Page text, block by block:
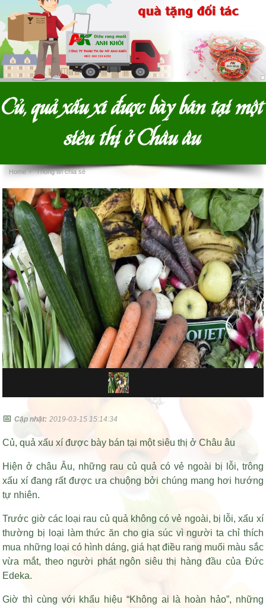
Củ, quả xấu xí được bày bán tại một
siêu thị ở Châu âu
Home › Thông tin chia sẻ
📅Cập nhật: 2019-03-15 15:14:34
Củ, quả xấu xí được bày bán tại một siêu thị ở Châu âu
Hiện ở châu Âu, những rau củ quả có vẻ ngoài bị lỗi, trông
xấu xí đang rất được ưa chuộng bởi chúng mang hơi hướng
tự nhiên.
Trước giờ các loại rau củ quả không có vẻ ngoài, bị lỗi, xấu xí
thường bị loại làm thức ăn cho gia súc vì người ta chỉ thích
mua những loại có hình dáng, giá hạt điều rang muối màu sắc
vừa mắt, theo người phát ngôn siêu thị hàng đầu của Đức
Edeka.
Giờ thì cùng với khẩu hiệu “Không ai là hoàn hảo”, những